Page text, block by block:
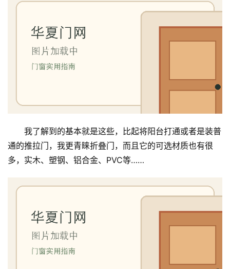
我了解到的基本就是这些，比起将阳台打通或者是装普
通的推拉门，我更青睐折叠门，而且它的可选材质也有很
多，实木、塑钢、铝合金、PVC等……